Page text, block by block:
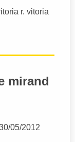
r. vitoria
mirand
05/2012